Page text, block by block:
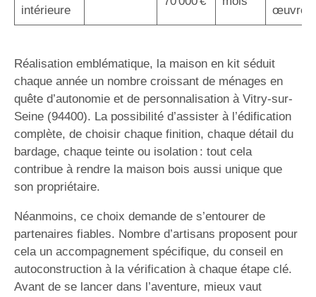
intérieure œuvre
Réalisation emblématique, la maison en kit séduit
chaque année un nombre croissant de ménages en
quête d’autonomie et de personnalisation à Vitry-sur-
Seine (94400). La possibilité d’assister à l’édification
complète, de choisir chaque finition, chaque détail du
bardage, chaque teinte ou isolation : tout cela
contribue à rendre la maison bois aussi unique que
son propriétaire.
Néanmoins, ce choix demande de s’entourer de
partenaires fiables. Nombre d’artisans proposent pour
cela un accompagnement spécifique, du conseil en
autoconstruction à la vérification à chaque étape clé.
Avant de se lancer dans l’aventure, mieux vaut